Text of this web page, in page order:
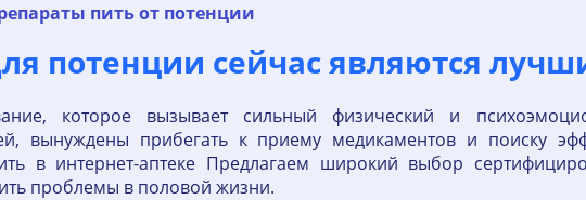
пить от потенции
потенции сейчас являются
которое вызывает сильный физический и
вынуждены прибегать к приему медикаментов и поиску
в интернет-аптеке Предлагаем широкий выбор
проблемы в половой жизни.